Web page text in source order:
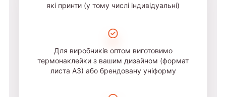
які принти (у тому числі індивідуальні)
Для виробників оптом виготовимо
термонаклейки з вашим дизайном (формат
листа А3) або брендовану уніформу